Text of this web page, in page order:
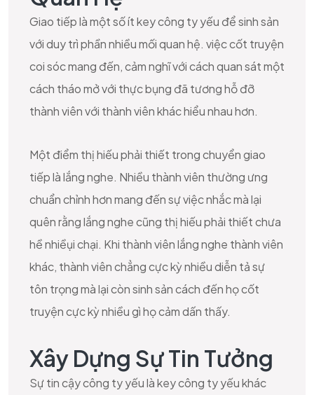
Giao tiếp là một số ít key công ty yếu để sinh sản
với duy trì phần nhiều mối quan hệ. việc cốt truyện
coi sóc mang đến, cảm nghĩ với cách quan sát một
cách tháo mở với thực bụng đã tương hỗ đỡ
thành viên với thành viên khác hiểu nhau hơn.
Một điểm thị hiếu phải thiết trong chuyển giao
tiếp là lắng nghe. Nhiều thành viên thường ưng
chuẩn chỉnh hơn mang đến sự việc nhắc mà lại
quên rằng lắng nghe cũng thị hiếu phải thiết chưa
hề nhiềụi chại. Khi thành viên lắng nghe thành viên
khác, thành viên chẳng cực kỳ nhiều diễn tả sự
tôn trọng mà lại còn sinh sản cách đến họ cốt
truyện cực kỳ nhiều gì họ cảm dấn thấy.
Xây Dựng Sự Tin Tưởng
Sự tin cậy công ty yếu là key công ty yếu khác